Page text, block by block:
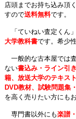
店頭までお持ち込み頂
すので送料無料です。
「ていねい査定くん
大学教科書です。希少
一般的な古本屋では
ない書込み・ライン引
籍、放送大学のテキス
DVD教材、試験問題集
を高く売りたい方にも
専門書以外にも楽譜